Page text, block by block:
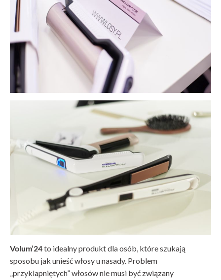
Volum’24to idealny produkt dla osób, które szukają
sposobu jak unieść włosy u nasady. Problem
„przyklapniętych” włosów nie musi być związany